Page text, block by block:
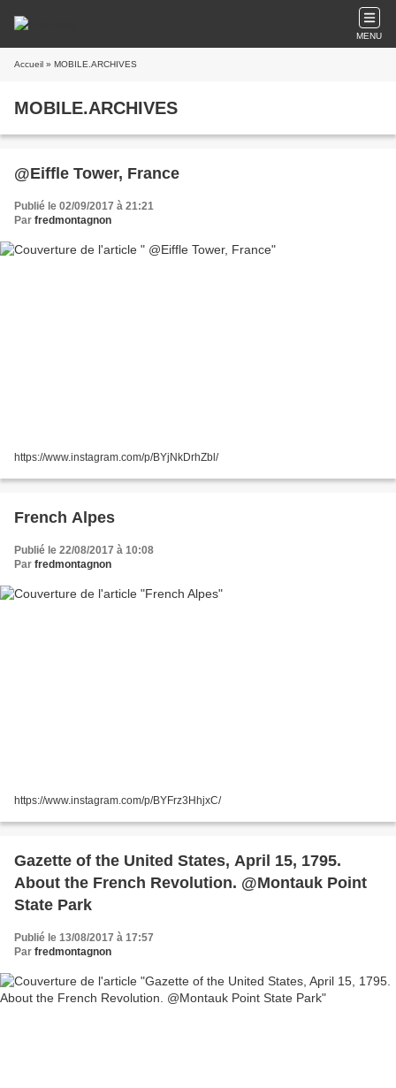
MENU
Accueil » MOBILE.ARCHIVES
MOBILE.ARCHIVES
@Eiffle Tower, France
Publié le 02/09/2017 à 21:21
Par fredmontagnon
https://www.instagram.com/p/BYjNkDrhZbl/
French Alpes
Publié le 22/08/2017 à 10:08
Par fredmontagnon
https://www.instagram.com/p/BYFrz3HhjxC/
Gazette of the United States, April 15, 1795.
About the French Revolution. @Montauk Point
State Park
Publié le 13/08/2017 à 17:57
Par fredmontagnon